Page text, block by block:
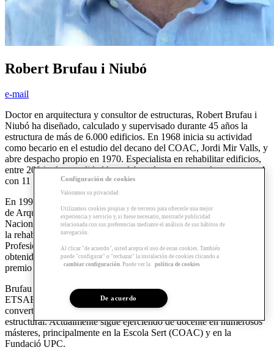
Robert Brufau i Niubó
e-mail
Doctor en arquitectura y consultor de estructuras, Robert Brufau i
Niubó ha diseñado, calculado y supervisado durante 45 años la
estructura de más de 6.000 edificios. En 1968 inicia su actividad
como becario en el estudio del decano del COAC, Jordi Mir Valls, y
abre despacho propio en 1970. Especialista en rehabilitar edificios,
entre 2004 y la actualidad ha colaborado como consultor estructural
con 11 equipos de arquitectura que han ganado el Premio Pritzker.
En 1992 participó en la estructura que ganó el Premio Internacional
de Arquitectura Mies van der Rohe. En 1997 consiguió el Premio
Nacional de Patrimonio Cultural de la Generalitat de Catalunya por
la rehabilitación del desván y los terrados de La Pedrera.
Profesionalmente ha participado en unos 40 edificios que han
obtenido el Premio FAD, siendo galardonado en 1996 con un
premio FAD especial.
Brufau i Niubó ha desarrollado una intensa actividad docente en la
ETSAB y en la ETSAV, y ha publicado varias obras que se han
convertido en referentes en la docencia universitaria del diseño
estructural. Actualmente sigue ejerciendo de docente en numerosos
másteres, principalmente en la Escola Sert (COAC) y en la
Fundació UPC.
Configuración de cookies
Valoramos su privacidad
Utilizamos cookies propias y de terceros para ofrecerle una mejor
experiencia y servicio y, si fuese necesario, mostrarle publicidad
relacionada con sus preferencias mediante el análisis de sus hábitos de
navegación.
Al clicar "de acuerdo", usted acepta el uso de estas cookies. También
puede "configurar" o "rechazar" la instalación de cookies clicando a
cambiar configuración. Puede ver la política de cookies
De acuerdo